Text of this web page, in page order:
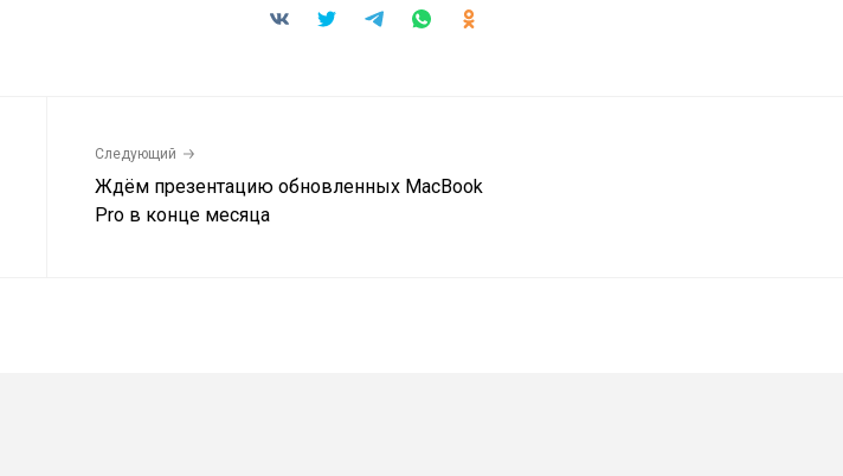
Следующий
Ждём презентацию обновленных MacBook
Pro в конце месяца